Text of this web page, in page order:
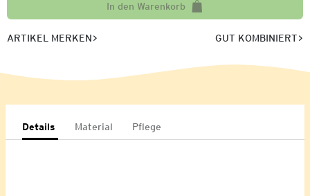
In den Warenkorb
ARTIKEL MERKEN GUT KOMBINIERT
Details Material Pflege